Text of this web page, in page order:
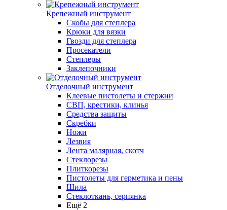
Крепежный инструмент
Скобы для степлера
Крюки для вязки
Гвозди для степлера
Просекатели
Степлеры
Заклепочники
Отделочный инструмент
Клеевые пистолеты и стержни
СВП, крестики, клинья
Средства защиты
Скребки
Ножи
Лезвия
Лента малярная, скотч
Стеклорезы
Плиткорезы
Пистолеты для герметика и пены
Шила
Стеклоткань, серпянка
Ещё 2